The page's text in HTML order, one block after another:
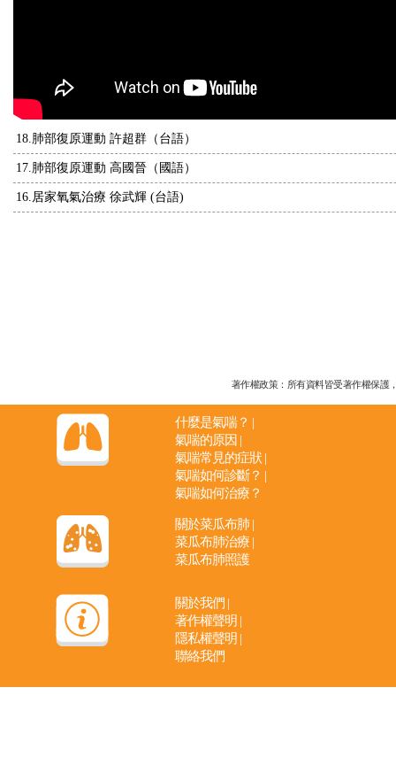
18.肺部復原運動 許超群（台語）
17.肺部復原運動 高國晉（國語）
16.居家氧氣治療 徐武輝 (台語)
著作權政策：所有資料皆受著作權保護
什麼是氣喘？ |
氣喘的原因 |
氣喘常見的症狀|
氣喘如何診斷？ |
氣喘如何治療？
關於菜瓜布肺|
菜瓜布肺治療 |
菜瓜布肺照護
關於我們 |
著作權聲明 |
隱私權聲明 |
聯絡我們